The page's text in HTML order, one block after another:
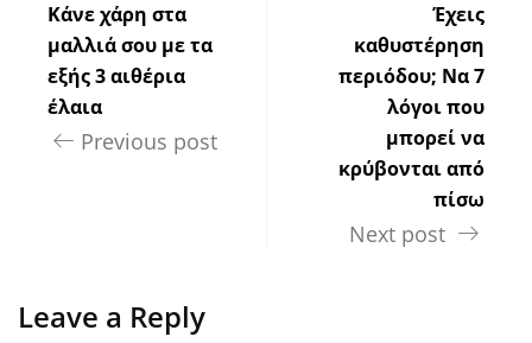
Κάνε χάρη στα
μαλλιά σου με τα
εξής 3 αιθέρια
έλαια
Previous post
Έχεις
καθυστέρηση
περιόδου; Να 7
λόγοι που
μπορεί να
κρύβονται από
πίσω
Next post
Leave a Reply